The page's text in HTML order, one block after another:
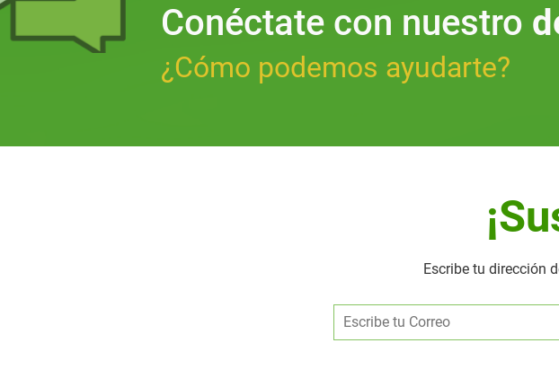
Conéctate con nuestro
¿Cómo podemos ayudarte?
Escribe tu dirección